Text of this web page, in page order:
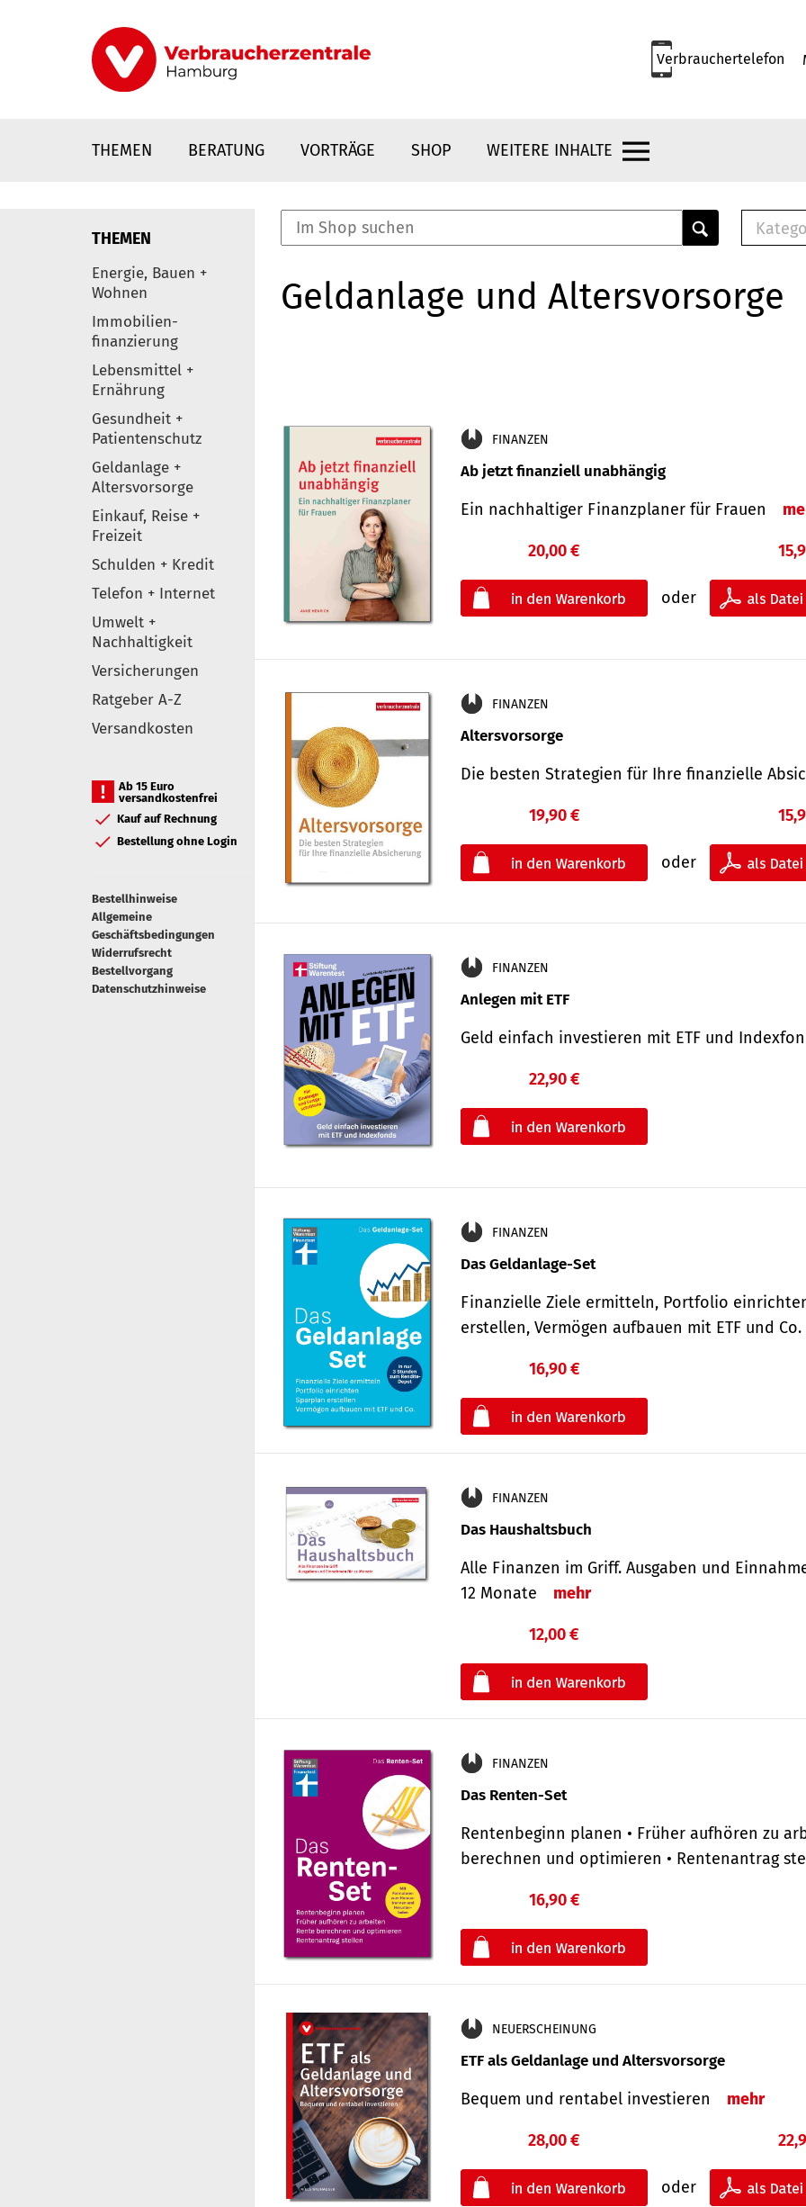
Verbrauchertelefon
THEMEN BERATUNG VORTRÄGE SHOP WEITERE INHALTE
Elemente
THEMEN
Energie, Bauen +
Wohnen
Immobilien-
finanzierung
Lebensmittel +
Ernährung
Gesundheit +
Patientenschutz
Geldanlage +
Altersvorsorge
Einkauf, Reise +
Freizeit
Schulden + Kredit
Telefon + Internet
Umwelt +
Nachhaltigkeit
Versicherungen
Ratgeber A-Z
Versandkosten
Ab 15 Euro
versandkostenfrei
Kauf auf Rechnung
Bestellung ohne Login
Bestellhinweise
Allgemeine
Geschäftsbedingungen
Widerrufsrecht
Bestellvorgang
Datenschutzhinweise
E-
Geldanlage und Altersvorsorge
FINANZEN
Ab jetzt finanziell unabhängig
Ein nachhaltiger Finanzplaner für Frauen
20,00 €
oder
FINANZEN
Altersvorsorge
Die besten Strategien für Ihre finanzielle
19,90 €
oder
FINANZEN
Anlegen mit ETF
Geld einfach investieren mit ETF und
22,90 €
FINANZEN
Das Geldanlage-Set
Finanzielle Ziele ermitteln, Portfolio
erstellen, Vermögen aufbauen mit ETF und
16,90 €
FINANZEN
Das Haushaltsbuch
Alle Finanzen im Griff. Aus­gaben und
12 Monate
mehr
12,00 €
FINANZEN
Das Renten-Set
Rentenbeginn planen • Früher aufhören zu
berechnen und optimieren • Rentenantrag
16,90 €
NEUERSCHEINUNG
ETF als Geldanlage und Altersvorsorge
Bequem und rentabel investieren mehr
28,00 €
oder